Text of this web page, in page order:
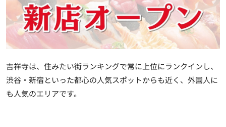
吉祥寺は、住みたい街ランキングで常に上位にランクインし、
渋谷・新宿といった都心の人気スポットからも近く、外国人に
も人気のエリアです。